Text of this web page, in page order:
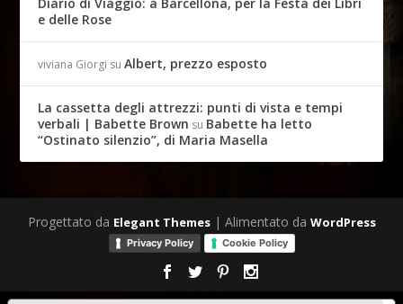
e delle Rose
viviana Giorgi suAlbert, prezzo esposto
La cassetta degli attrezzi: punti di vista e tempi
verbali | Babette Brown su Babette ha letto
“Ostinato silenzio”, di Maria Masella
Progettato da Elegant Themes| Alimentato da WordPress
Privacy Policy Cookie Policy